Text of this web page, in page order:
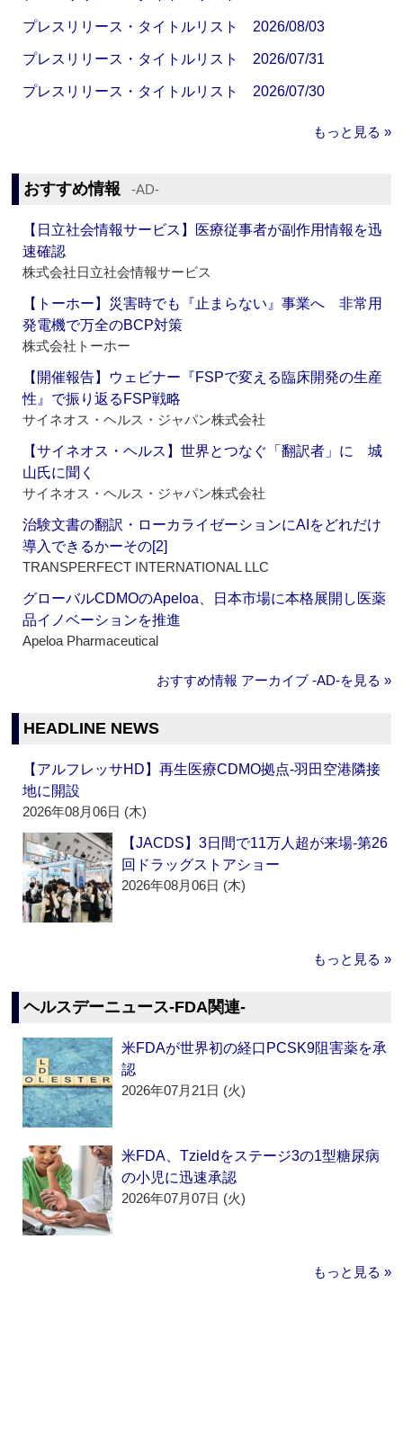
プレスリリース・タイトルリスト 2026/08/03
プレスリリース・タイトルリスト 2026/07/31
プレスリリース・タイトルリスト 2026/07/30
もっと見る »
おすすめ情報 ‐AD‐
【日立社会情報サービス】医療従事者が副作用情報を迅
速確認
株式会社日立社会情報サービス
【トーホー】災害時でも『止まらない』事業へ 非常用
発電機で万全のBCP対策
株式会社トーホー
【開催報告】ウェビナー『FSPで変える臨床開発の生産
性』で振り返るFSP戦略
サイネオス・ヘルス・ジャパン株式会社
【サイネオス・ヘルス】世界とつなぐ「翻訳者」に 城
山氏に聞く
サイネオス・ヘルス・ジャパン株式会社
治験文書の翻訳・ローカライゼーションにAIをどれだけ
導入できるかーその[2]
TRANSPERFECT INTERNATIONAL LLC
グローバルCDMOのApeloa、日本市場に本格展開し医薬
品イノベーションを推進
Apeloa Pharmaceutical
おすすめ情報 アーカイブ ‐AD‐を見る »
HEADLINE NEWS
【アルフレッサHD】再生医療CDMO拠点‐羽田空港隣接
地に開設
2026年08月06日 (木)
【JACDS】3日間で11万人超が来場‐第26
回ドラッグストアショー
2026年08月06日 (木)
もっと見る »
ヘルスデーニュース‐FDA関連‐
米FDAが世界初の経口PCSK9阻害薬を承
認
2026年07月21日 (火)
米FDA、Tzieldをステージ3の1型糖尿病
の小児に迅速承認
2026年07月07日 (火)
もっと見る »